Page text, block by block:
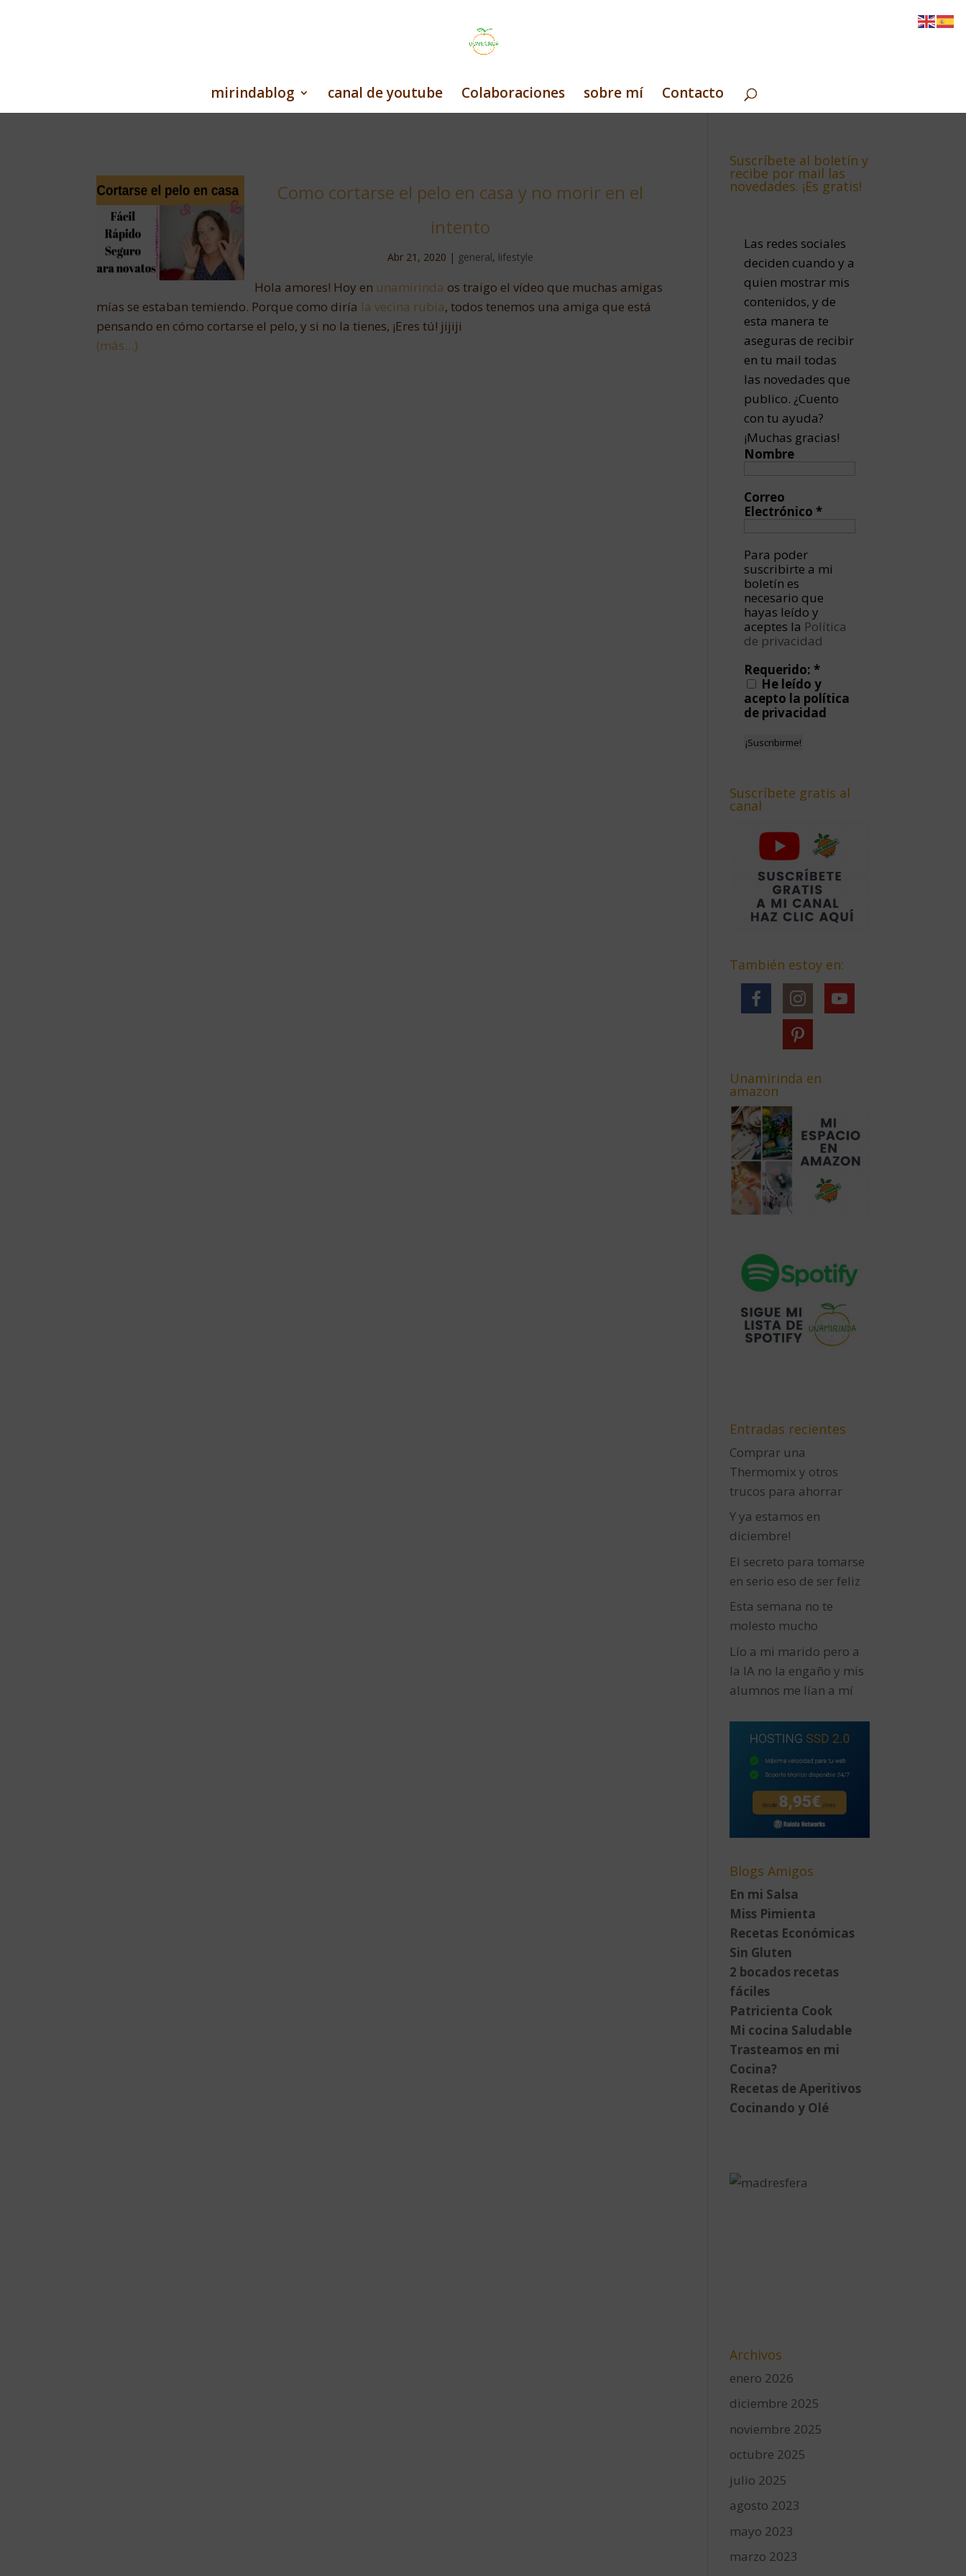
mirindablog canal de youtube Colaboraciones sobre mí Contacto
Como cortarse el pelo en casa y no morir en el
intento
Abr 21, 2020 | general, lifestyle
Hola amores! Hoy en unamirinda os traigo el vídeo que muchas amigas
mías se estaban temiendo. Porque como diría la vecina rubia, todos tenemos una amiga que está
pensando en cómo cortarse el pelo, y si no la tienes, ¡Eres tú! jijiji
(más…)
Suscríbete al boletín y
recibe por mail las
novedades. ¡Es gratis!
Las redes sociales
deciden cuando y a
quien mostrar mis
contenidos, y de
esta manera te
aseguras de recibir
en tu mail todas
las novedades que
publico. ¿Cuento
con tu ayuda?
¡Muchas gracias!
Nombre
Correo
Electrónico*
Para poder
suscribirte a mi
boletín es
necesario que
hayas leído y
aceptes la Política
de privacidad
Requerido:*
He leído y
acepto la política
de privacidad
Suscríbete gratis al
canal
También estoy en:
Unamirinda en
amazon
Entradas recientes
Comprar una
Thermomix y otros
trucos para ahorrar
Y ya estamos en
diciembre!
El secreto para tomarse
en serio eso de ser feliz
Esta semana no te
molesto mucho
Lío a mi marido pero a
la IA no la engaño y mis
alumnos me lían a mí
Blogs Amigos
En mi Salsa
Miss Pimienta
Recetas Económicas
Sin Gluten
2 bocados recetas
fáciles
Patricienta Cook
Mi cocina Saludable
Trasteamos en mi
Cocina?
Recetas de Aperitivos
Cocinando y Olé
Archivos
enero 2026
diciembre 2025
noviembre 2025
octubre 2025
julio 2025
agosto 2023
mayo 2023
marzo 2023